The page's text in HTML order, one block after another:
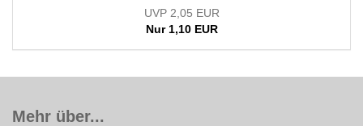
UVP 2,05 EUR
Nur 1,10 EUR
Mehr über...